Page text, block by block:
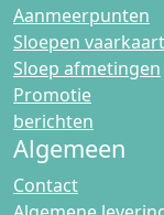
Aanmeerpunten
Sloepen
Sloep afmetingen
Promotie
berichten
Algemeen
Contact